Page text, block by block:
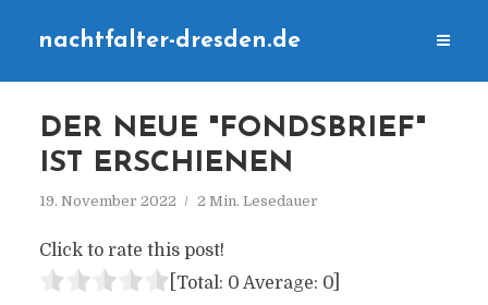
nachtfalter-dresden.de
DER NEUE "FONDSBRIEF"
IST ERSCHIENEN
19. November 2022 2 Min. Lesedauer
Click to rate this post!
[Total: 0 Average: 0]